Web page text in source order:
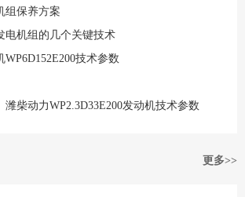
组保养方案
电机组的几个关键技术
技术参数
潍柴动力WP2.3D33E200发动机技术参数
更多>>